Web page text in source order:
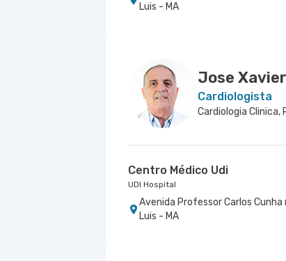
Luis - MA
Jose
Cardiologista
Cardiologia Clinica,
Centro Médico Udi
UDI Hospital
Avenida Professor Carlos
Luis - MA